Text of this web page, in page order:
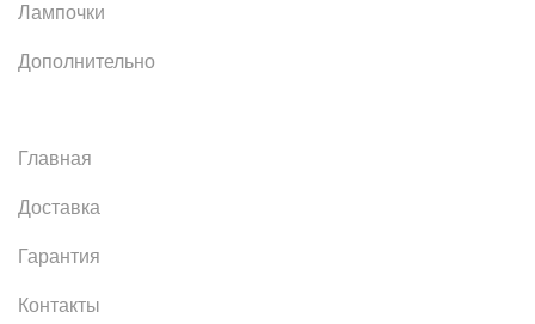
Лампочки
Дополнительно
Главная
Доставка
Гарантия
Контакты